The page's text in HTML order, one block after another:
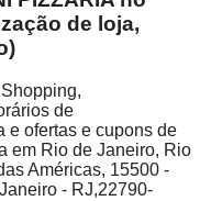
de loja,
de
e ofertas e cupons de
em Rio de Janeiro, Rio
Américas, 15500 -
- RJ,22790-